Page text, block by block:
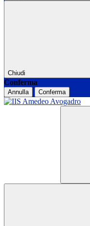
Chiudi
Conferma
Annulla Conferma